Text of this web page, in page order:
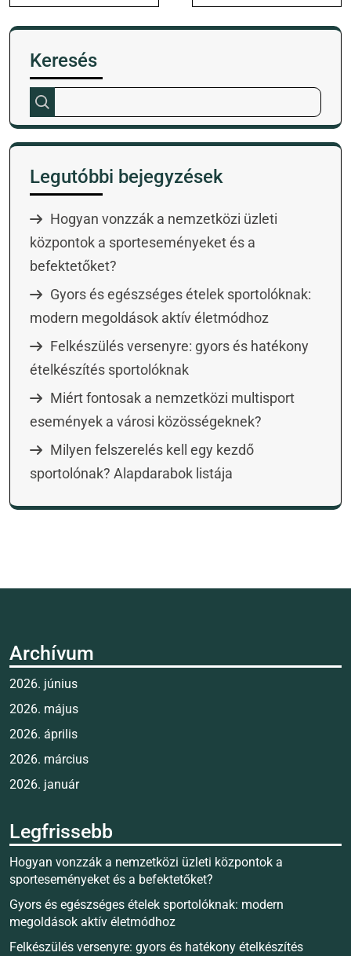
Keresés
Legutóbbi bejegyzések
Hogyan vonzzák a nemzetközi üzleti
központok a sporteseményeket és a
befektetőket?
Gyors és egészséges ételek sportolóknak:
modern megoldások aktív életmódhoz
Felkészülés versenyre: gyors és hatékony
ételkészítés sportolóknak
Miért fontosak a nemzetközi multisport
események a városi közösségeknek?
Milyen felszerelés kell egy kezdő
sportolónak? Alapdarabok listája
Archívum
2026. június
2026. május
2026. április
2026. március
2026. január
Legfrissebb
Hogyan vonzzák a nemzetközi üzleti központok a
sporteseményeket és a befektetőket?
Gyors és egészséges ételek sportolóknak: modern
megoldások aktív életmódhoz
Felkészülés versenyre: gyors és hatékony ételkészítés